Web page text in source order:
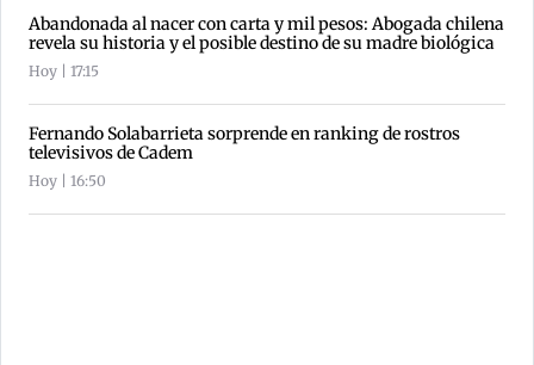
Abandonada al nacer con carta y mil pesos: Abogada chilena
revela su historia y el posible destino de su madre biológica
Hoy | 17:15
Fernando Solabarrieta sorprende en ranking de rostros
televisivos de Cadem
Hoy | 16:50